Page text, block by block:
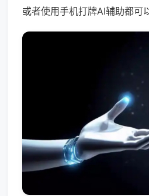
或者使用手机打牌AI辅助都可